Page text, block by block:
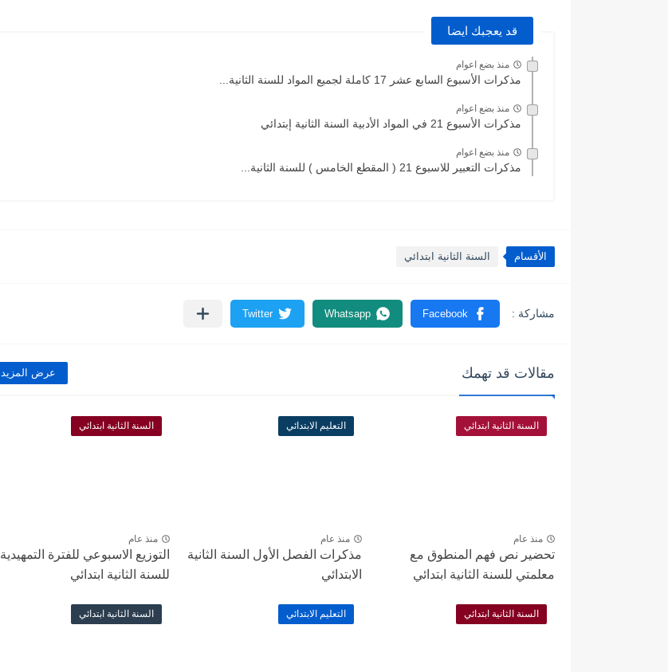
قد يعجبك ايضا
منذ بضع اعوام
مذكرات الأسبوع السابع عشر 17 كاملة لجميع المواد للسنة الثانية...
منذ بضع اعوام
مذكرات الأسبوع 21 في المواد الأدبية السنة الثانية إبتدائي
منذ بضع اعوام
مذكرات التعبير للاسبوع 21 ( المقطع الخامس ) للسنة الثانية...
الأقسام السنة الثانية ابتدائي
مقالات قد تهمك عرض المزيد
السنة الثانية ابتدائي
منذ عام
تحضير نص فهم المنطوق مع
معلمتي للسنة الثانية ابتدائي
التعليم الابتدائي
منذ عام
مذكرات الفصل الأول السنة الثانية
الابتدائي
السنة الثانية ابتدائي
منذ عام
التوزيع الاسبوعي للفترة التمهيدية
للسنة الثانية ابتدائي
السنة الثانية ابتدائي التعليم الابتدائي السنة الثانية ابتدائي